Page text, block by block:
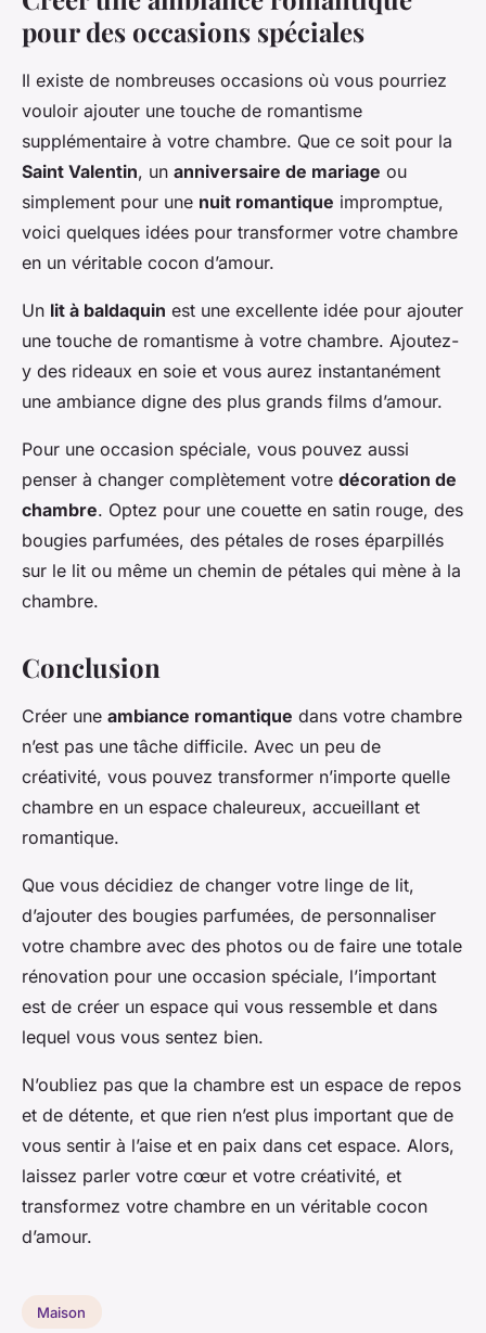
pour des occasions spéciales
Il existe de nombreuses occasions où vous pourriez
vouloir ajouter une touche de romantisme
supplémentaire à votre chambre. Que ce soit pour la
Saint Valentin, un anniversaire de mariage ou
simplement pour une nuit romantique impromptue,
voici quelques idées pour transformer votre chambre
en un véritable cocon d’amour.
Un lit à baldaquin est une excellente idée pour ajouter
une touche de romantisme à votre chambre. Ajoutez-
y des rideaux en soie et vous aurez instantanément
une ambiance digne des plus grands films d’amour.
Pour une occasion spéciale, vous pouvez aussi
penser à changer complètement votre décoration de
chambre. Optez pour une couette en satin rouge, des
bougies parfumées, des pétales de roses éparpillés
sur le lit ou même un chemin de pétales qui mène à la
chambre.
Conclusion
Créer une ambiance romantique dans votre chambre
n’est pas une tâche difficile. Avec un peu de
créativité, vous pouvez transformer n’importe quelle
chambre en un espace chaleureux, accueillant et
romantique.
Que vous décidiez de changer votre linge de lit,
d’ajouter des bougies parfumées, de personnaliser
votre chambre avec des photos ou de faire une totale
rénovation pour une occasion spéciale, l’important
est de créer un espace qui vous ressemble et dans
lequel vous vous sentez bien.
N’oubliez pas que la chambre est un espace de repos
et de détente, et que rien n’est plus important que de
vous sentir à l’aise et en paix dans cet espace. Alors,
laissez parler votre cœur et votre créativité, et
transformez votre chambre en un véritable cocon
d’amour.
Maison